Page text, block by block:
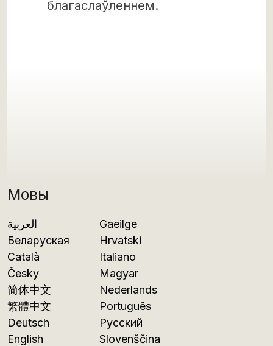
Мовы
العربية
Беларуская
Català
Česky
简体中文
繁體中文
Deutsch
English
Gaeilge
Hrvatski
Italiano
Magyar
Nederlands
Português
Русский
Slovenščina
благаслаўленнем.